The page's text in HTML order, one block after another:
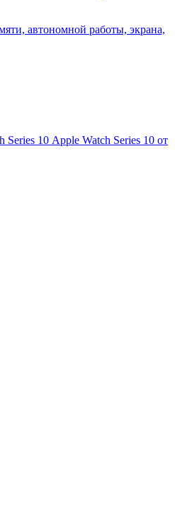
автономной работы, экрана,
Apple Watch Series 10 от